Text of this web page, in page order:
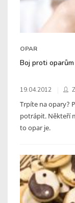
OPAR
Boj proti oparům
19.04.2012
Trpíte na opary?
potrápit. Někteří
to opar je.